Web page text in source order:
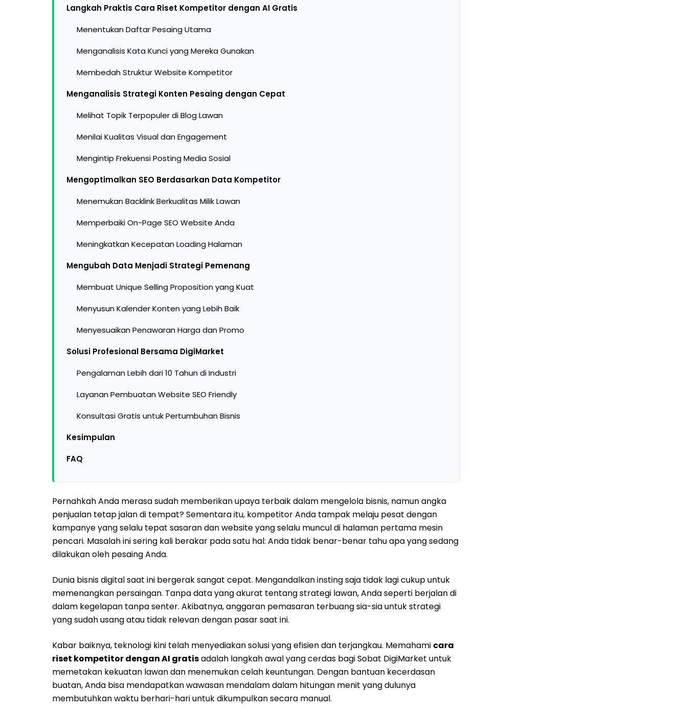
Langkah Praktis Cara Riset Kompetitor dengan AI Gratis
Menentukan Daftar Pesaing Utama
Menganalisis Kata Kunci yang Mereka Gunakan
Membedah Struktur Website Kompetitor
Menganalisis Strategi Konten Pesaing dengan Cepat
Melihat Topik Terpopuler di Blog Lawan
Menilai Kualitas Visual dan Engagement
Mengintip Frekuensi Posting Media Sosial
Mengoptimalkan SEO Berdasarkan Data Kompetitor
Menemukan Backlink Berkualitas Milik Lawan
Memperbaiki On-Page SEO Website Anda
Meningkatkan Kecepatan Loading Halaman
Mengubah Data Menjadi Strategi Pemenang
Membuat Unique Selling Proposition yang Kuat
Menyusun Kalender Konten yang Lebih Baik
Menyesuaikan Penawaran Harga dan Promo
Solusi Profesional Bersama DigiMarket
Pengalaman Lebih dari 10 Tahun di Industri
Layanan Pembuatan Website SEO Friendly
Konsultasi Gratis untuk Pertumbuhan Bisnis
Kesimpulan
FAQ
Pernahkah Anda merasa sudah memberikan upaya terbaik dalam mengelola bisnis, namun angka
penjualan tetap jalan di tempat? Sementara itu, kompetitor Anda tampak melaju pesat dengan
kampanye yang selalu tepat sasaran dan website yang selalu muncul di halaman pertama mesin
pencari. Masalah ini sering kali berakar pada satu hal: Anda tidak benar-benar tahu apa yang sedang
dilakukan oleh pesaing Anda.
Dunia bisnis digital saat ini bergerak sangat cepat. Mengandalkan insting saja tidak lagi cukup untuk
memenangkan persaingan. Tanpa data yang akurat tentang strategi lawan, Anda seperti berjalan di
dalam kegelapan tanpa senter. Akibatnya, anggaran pemasaran terbuang sia-sia untuk strategi
yang sudah usang atau tidak relevan dengan pasar saat ini.
Kabar baiknya, teknologi kini telah menyediakan solusi yang efisien dan terjangkau. Memahami cara
riset kompetitor dengan AI gratisadalah langkah awal yang cerdas bagi Sobat DigiMarket untuk
memetakan kekuatan lawan dan menemukan celah keuntungan. Dengan bantuan kecerdasan
buatan, Anda bisa mendapatkan wawasan mendalam dalam hitungan menit yang dulunya
membutuhkan waktu berhari-hari untuk dikumpulkan secara manual.